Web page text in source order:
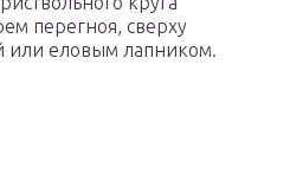
перегноя, сверху
или еловым лапником.